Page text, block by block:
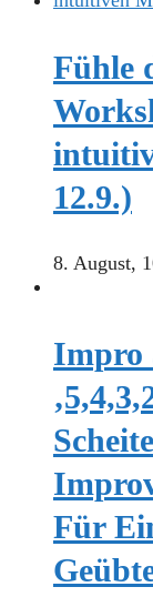
Fühle
12.9.)
8. August,
Impro
Für